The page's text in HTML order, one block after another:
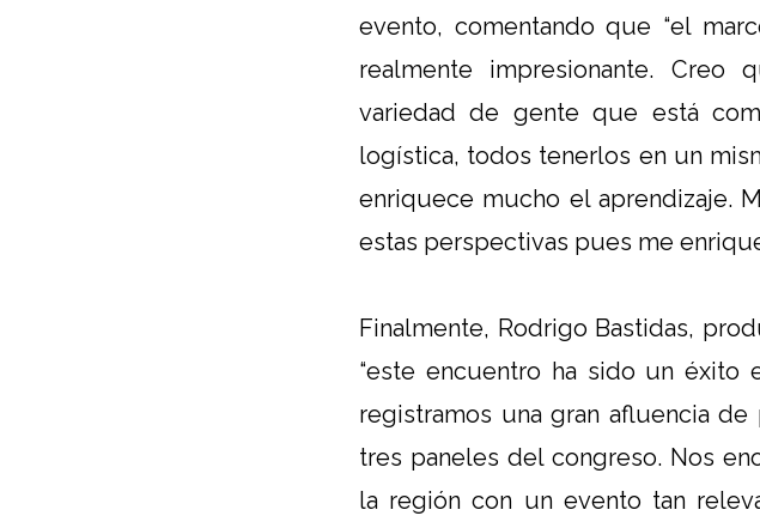
evento, comentando que “el
realmente impresionante. Creo
variedad de gente que está
logística, todos tenerlos en un
enriquece mucho el aprendizaje.
estas perspectivas pues me
Finalmente, Rodrigo Bastidas,
“este encuentro ha sido un éxito
registramos una gran afluencia
tres paneles del congreso. Nos
la región con un evento tan